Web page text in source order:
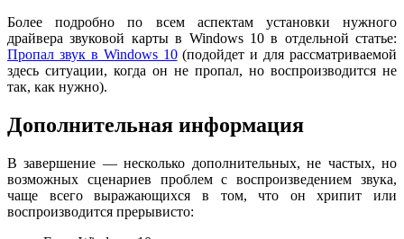
Более подробно по всем аспектам установки нужного
драйвера звуковой карты в Windows 10 в отдельной статье:
Пропал звук в Windows 10(подойдет и для рассматриваемой
здесь ситуации, когда он не пропал, но воспроизводится не
так, как нужно).
Дополнительная информация
В завершение — несколько дополнительных, не частых, но
возможных сценариев проблем с воспроизведением звука,
чаще всего выражающихся в том, что он хрипит или
воспроизводится прерывисто: